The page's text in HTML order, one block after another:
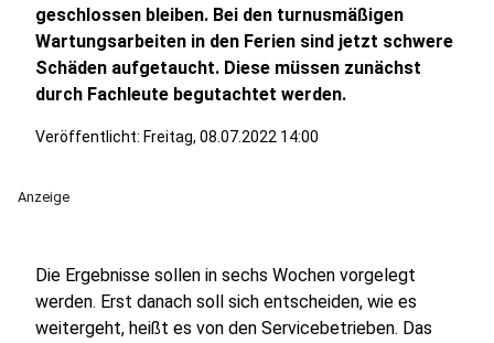
geschlossen bleiben. Bei den turnusmäßigen
Wartungsarbeiten in den Ferien sind jetzt schwere
Schäden aufgetaucht. Diese müssen zunächst
durch Fachleute begutachtet werden.
Veröffentlicht: Freitag, 08.07.2022 14:00
Anzeige
Die Ergebnisse sollen in sechs Wochen vorgelegt
werden. Erst danach soll sich entscheiden, wie es
weitergeht, heißt es von den Servicebetrieben. Das